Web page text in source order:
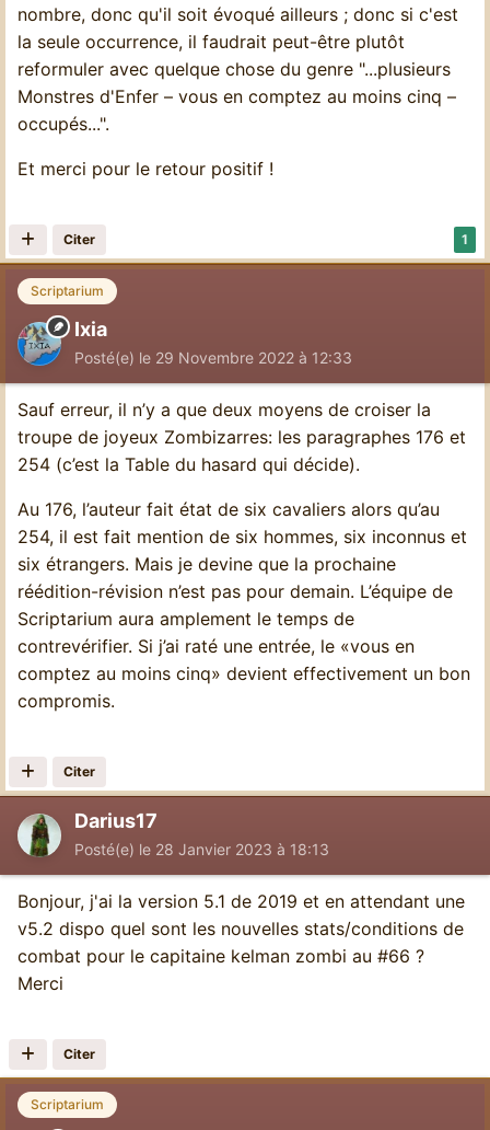
nombre, donc qu'il soit évoqué ailleurs ; donc si c'est
la seule occurrence, il faudrait peut-être plutôt
reformuler avec quelque chose du genre "...plusieurs
Monstres d'Enfer – vous en comptez au moins cinq –
occupés...".
Et merci pour le retour positif !
1
Citer
Scriptarium
Ixia
Posté(e) le 29 Novembre 2022 à 12:33
Sauf erreur, il n’y a que deux moyens de croiser la
troupe de joyeux Zombizarres: les paragraphes 176 et
254 (c’est la Table du hasard qui décide).
Au 176, l’auteur fait état de six cavaliers alors qu’au
254, il est fait mention de six hommes, six inconnus et
six étrangers. Mais je devine que la prochaine
réédition-révision n’est pas pour demain. L’équipe de
Scriptarium aura amplement le temps de
contrevérifier. Si j’ai raté une entrée, le «vous en
comptez au moins cinq» devient effectivement un bon
compromis.
Citer
Darius17
Posté(e) le 28 Janvier 2023 à 18:13
Bonjour, j'ai la version 5.1 de 2019 et en attendant une
v5.2 dispo quel sont les nouvelles stats/conditions de
combat pour le capitaine kelman zombi au #66 ?
Merci
Citer
Scriptarium